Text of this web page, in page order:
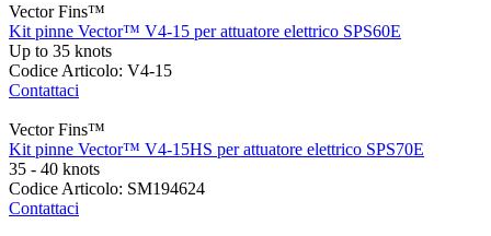
Vector Fins™
Kit pinne Vector™ V4-15 per attuatore elettrico SPS60E
Up to 35 knots
Codice Articolo: V4-15
Contattaci
Vector Fins™
Kit pinne Vector™ V4-15HS per attuatore elettrico SPS70E
35 - 40 knots
Codice Articolo: SM194624
Contattaci